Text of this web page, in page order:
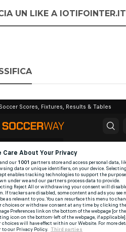
UN LIKE A IOTIFOINTER.IT